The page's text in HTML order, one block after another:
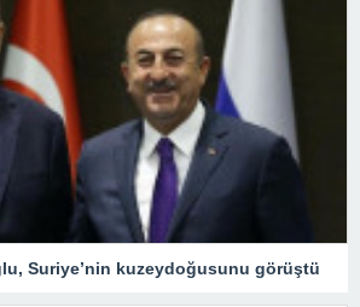
Suriye’nin kuzeydoğusunu görüştü